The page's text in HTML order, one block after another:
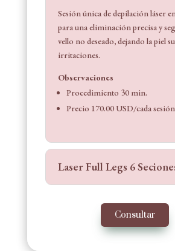
Sesión única de depilación láser
para una eliminación precisa y
vello no deseado, dejando la piel
irritaciones.
Observaciones
Procedimiento 30 min.
Precio 170.00 USD/cada sesión
Laser Full Legs 6
Consultar